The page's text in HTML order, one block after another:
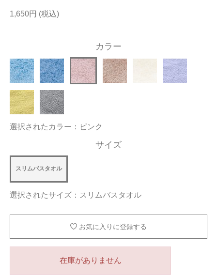
大量購入・法人向けの購入の方は
1,650円
カラー
選択されたカラー：ピンク
サイズ
スリムバスタオル
選択されたサイズ：スリムバスタオル
お気に入りに登録する
在庫がありません